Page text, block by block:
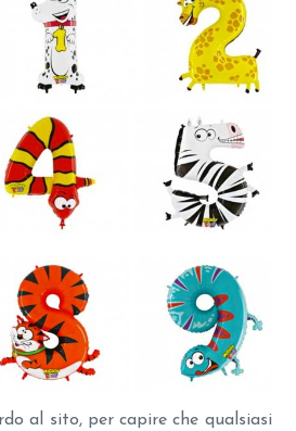
al sito, per capire che qualsiasi